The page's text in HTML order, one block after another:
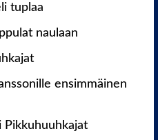
tuplaa
naulaan
ensimmäinen
Pikkuhuuhkajat